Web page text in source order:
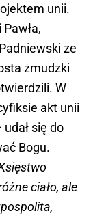
unii.
ze
żmudzki
W
akt unii
się do
Bogu.
ciało, ale